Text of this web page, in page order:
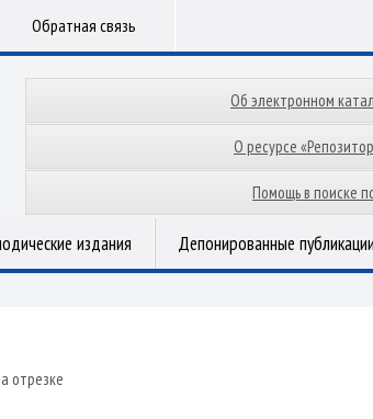
Обратная связь
Об электронном
О ресурсе
Помощь в поиске
издания Депонированные публикации
отрезке